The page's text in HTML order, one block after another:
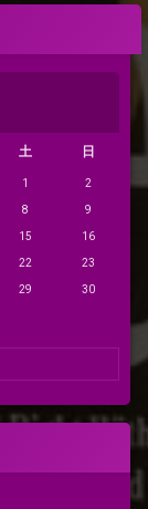
土 日
1 2
8 9
15 16
22 23
29 30